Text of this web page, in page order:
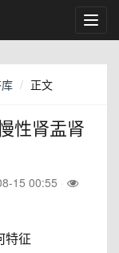
正文
性肾盂肾
15 00:55
特征